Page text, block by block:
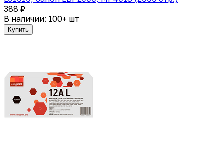
388 ₽
В наличии: 100+ шт
Купить